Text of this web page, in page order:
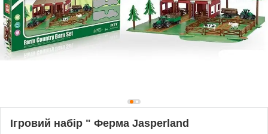
Ігровий набір " Ферма Jasperland